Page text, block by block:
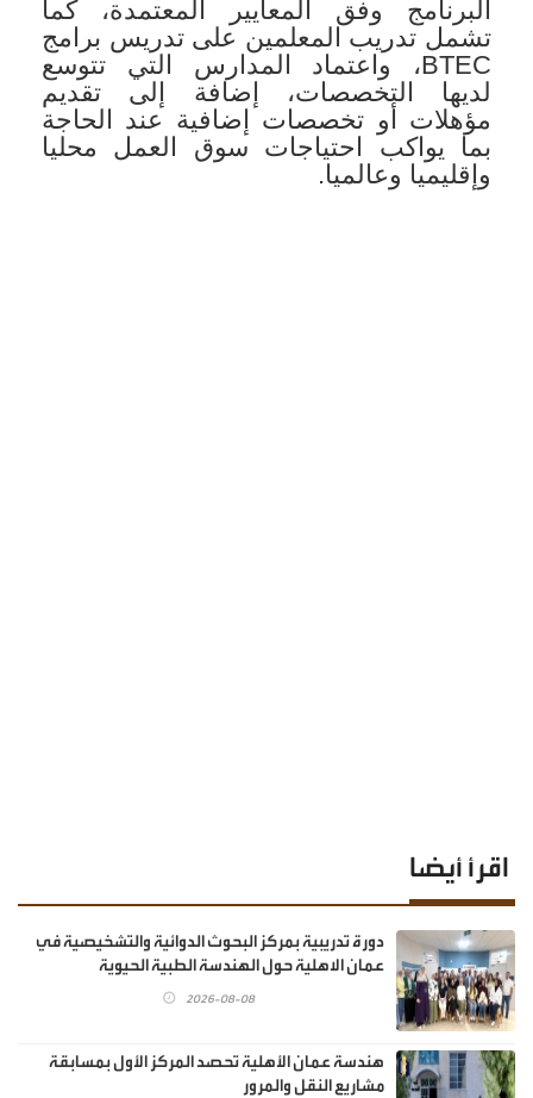
البرنامج وفق المعايير المعتمدة، كما
تشمل تدريب المعلمين على تدريس برامج
BTEC، واعتماد المدارس التي تتوسع
لديها التخصصات، إضافة إلى تقديم
مؤهلات أو تخصصات إضافية عند الحاجة
بما يواكب احتياجات سوق العمل محليا
وإقليميا وعالميا.
اقرأ أيضا
دورة تدريبية بمركز البحوث الدوائية والتشخيصية في
عمان الاهلية حول الهندسة الطبية الحيوية
2026-08-08
هندسة عمان الأهلية تحصد المركز الأول بمسابقة
مشاريع النقل والمرور